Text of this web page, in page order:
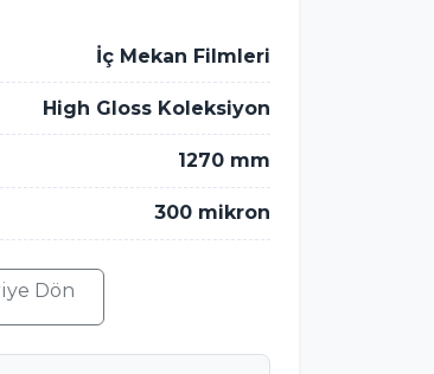
İç Mekan Filmleri
High Gloss Koleksiyon
1270 mm
300 mikron
Dön